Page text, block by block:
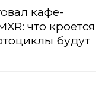
кафе-
что кроется
будут